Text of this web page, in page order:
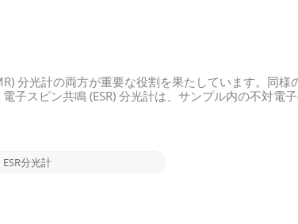
分光計の両方が重要な役割を果たしています。同様
子スピン共鳴 (ESR) 分光計は、サンプル内の不対電
のスピン遷移中のエネルギーの吸収または放出を測
ESR分光計